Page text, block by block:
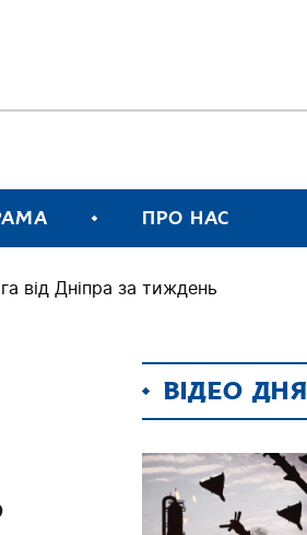
ПРО НАС
від Дніпра за тиждень
ВІДЕО ДНЯ